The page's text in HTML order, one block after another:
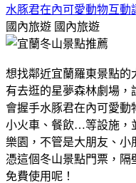
水豚君在內可愛動物互動
國內旅遊 國內旅遊
想找鄰近宜蘭羅東景點的
有去逛的星夢森林劇場
會握手水豚君在內可愛動
小火車、餐飲…等設施，
樂園，不管是大朋友、小
憑這個冬山景點門票，隔
免費使用呢！